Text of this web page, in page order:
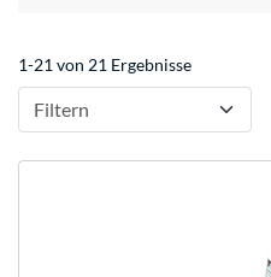
1-21 von 21 Ergebnisse
Filtern